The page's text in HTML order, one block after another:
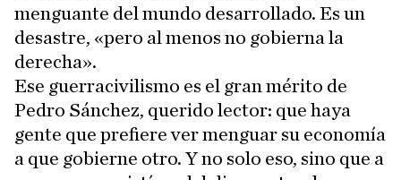
menguante del mundo desarrollado. Es un
desastre, «pero al menos no gobierna la
derecha».
Ese guerracivilismo es el gran mérito de
Pedro Sánchez, querido lector: que haya
gente que prefiere ver menguar su economía
a que gobierne otro. Y no solo eso, sino que a